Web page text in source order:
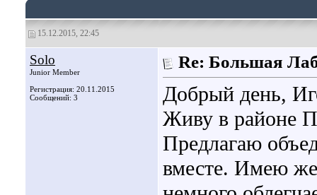
15.12.2015, 22:45
Solo
Junior Member
Регистрация: 20.11.2015
Сообщений: 3
Re: Большая
Добрый день,
Живу в районе
Предлагаю
вместе. Имею